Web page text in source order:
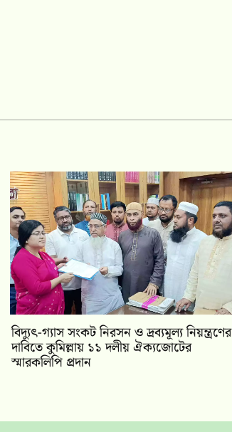
‎বিদ্যুৎ-গ্যাস সংকট নিরসন ও দ্রব্যমূল্য নিয়ন্ত্রণের
দাবিতে কুমিল্লায় ১১ দলীয় ঐক‍্যজোটের
স্মারকলিপি প্রদান